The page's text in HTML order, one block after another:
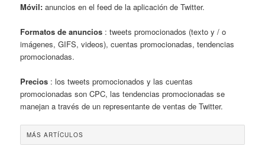
Móvil: anuncios en el feed de la aplicación de Twitter.
Formatos de anuncios : tweets promocionados (texto y / o
imágenes, GIFS, videos), cuentas promocionadas, tendencias
promocionadas.
Precios : los tweets promocionados y las cuentas
promocionadas son CPC, las tendencias promocionadas se
manejan a través de un representante de ventas de Twitter.
MÁS ARTÍCULOS